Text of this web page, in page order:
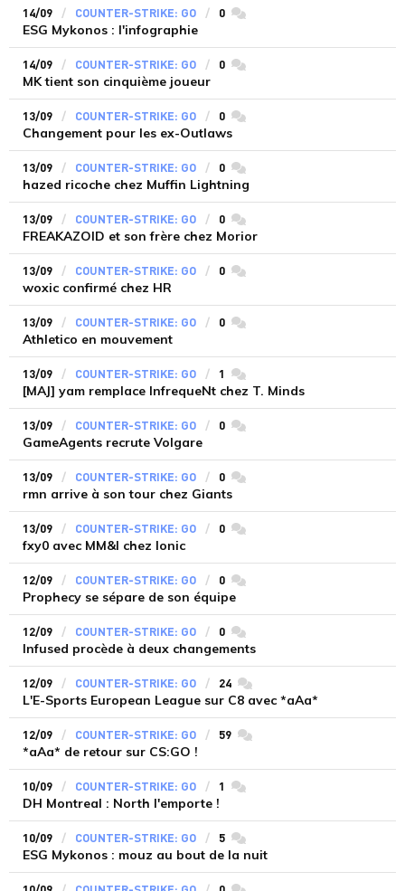
14/09 COUNTER-STRIKE: GO 0 commentaires
ESG Mykonos : l'infographie
14/09 COUNTER-STRIKE: GO 0 commentaires
MK tient son cinquième joueur
13/09 COUNTER-STRIKE: GO 0 commentaires
Changement pour les ex-Outlaws
13/09 COUNTER-STRIKE: GO 0 commentaires
hazed ricoche chez Muffin Lightning
13/09 COUNTER-STRIKE: GO 0 commentaires
FREAKAZOID et son frère chez Morior
13/09 COUNTER-STRIKE: GO 0 commentaires
woxic confirmé chez HR
13/09 COUNTER-STRIKE: GO 0 commentaires
Athletico en mouvement
13/09 COUNTER-STRIKE: GO 1 commentaires
[MAJ] yam remplace InfrequeNt chez T. Minds
13/09 COUNTER-STRIKE: GO 0 commentaires
GameAgents recrute Volgare
13/09 COUNTER-STRIKE: GO 0 commentaires
rmn arrive à son tour chez Giants
13/09 COUNTER-STRIKE: GO 0 commentaires
fxy0 avec MM&I chez Ionic
12/09 COUNTER-STRIKE: GO 0 commentaires
Prophecy se sépare de son équipe
12/09 COUNTER-STRIKE: GO 0 commentaires
Infused procède à deux changements
12/09 COUNTER-STRIKE: GO 24 commentaires
L'E-Sports European League sur C8 avec *aAa*
12/09 COUNTER-STRIKE: GO 59 commentaires
*aAa* de retour sur CS:GO !
10/09 COUNTER-STRIKE: GO 1 commentaires
DH Montreal : North l'emporte !
10/09 COUNTER-STRIKE: GO 5 commentaires
ESG Mykonos : mouz au bout de la nuit